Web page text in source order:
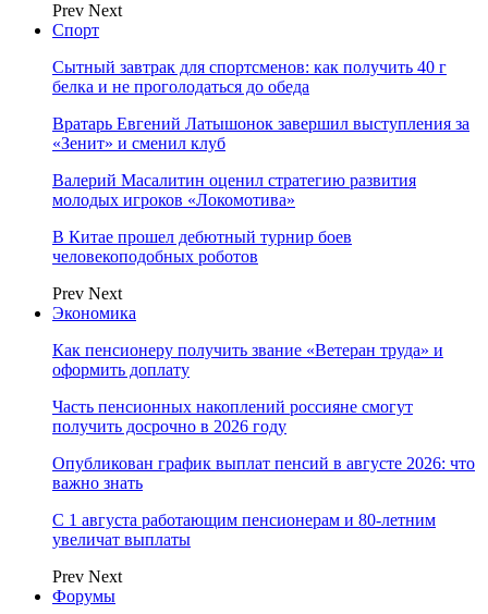
Prev Next
Спорт
Сытный завтрак для спортсменов: как получить 40 г
белка и не проголодаться до обеда
Вратарь Евгений Латышонок завершил выступления за
«Зенит» и сменил клуб
Валерий Масалитин оценил стратегию развития
молодых игроков «Локомотива»
В Китае прошел дебютный турнир боев
человекоподобных роботов
Prev Next
Экономика
Как пенсионеру получить звание «Ветеран труда» и
оформить доплату
Часть пенсионных накоплений россияне смогут
получить досрочно в 2026 году
Опубликован график выплат пенсий в августе 2026: что
важно знать
С 1 августа работающим пенсионерам и 80-летним
увеличат выплаты
Prev Next
Форумы